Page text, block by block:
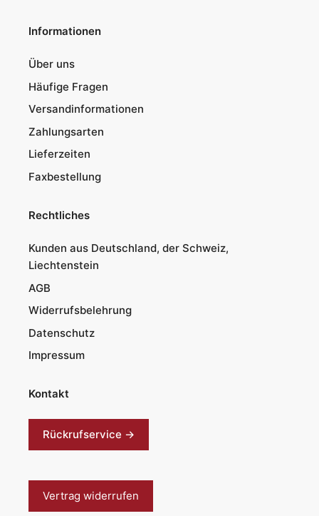
Informationen
Über uns
Häufige Fragen
Versandinformationen
Zahlungsarten
Lieferzeiten
Faxbestellung
Rechtliches
Kunden aus Deutschland, der Schweiz,
Liechtenstein
AGB
Widerrufsbelehrung
Datenschutz
Impressum
Kontakt
Rückrufservice →
Vertrag widerrufen